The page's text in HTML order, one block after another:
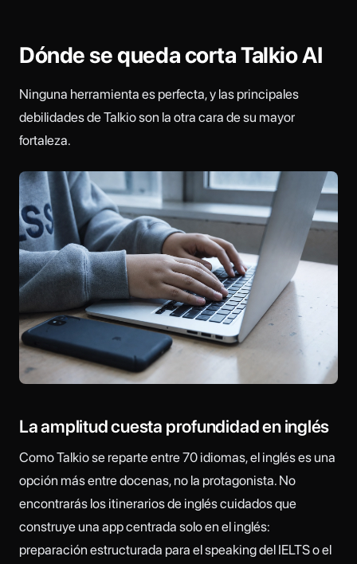
Dónde se queda corta Talkio AI
Ninguna herramienta es perfecta, y las principales
debilidades de Talkio son la otra cara de su mayor
fortaleza.
La amplitud cuesta profundidad en inglés
Como Talkio se reparte entre 70 idiomas, el inglés es una
opción más entre docenas, no la protagonista. No
encontrarás los itinerarios de inglés cuidados que
construye una app centrada solo en el inglés:
preparación estructurada para el speaking del IELTS o el